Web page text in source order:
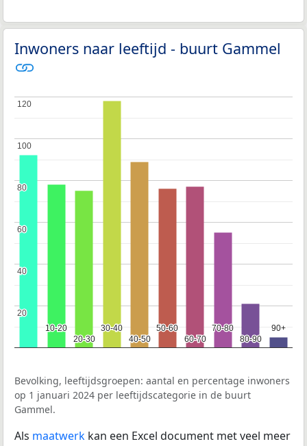
Inwoners naar leeftijd - buurt Gammel
10-20
10-20
20-30
20-30
30-40
30-40
40-50
40-50
50-60
50-60
60-70
60-70
70-80
70-80
80-90
80-90
90+
90+
20
20
40
40
60
60
80
80
100
100
120
120
Bevolking, leeftijdsgroepen: aantal en percentage inwoners
op 1 januari 2024 per leeftijdscategorie in de buurt
Gammel.
Als maatwerk kan een Excel document met veel meer